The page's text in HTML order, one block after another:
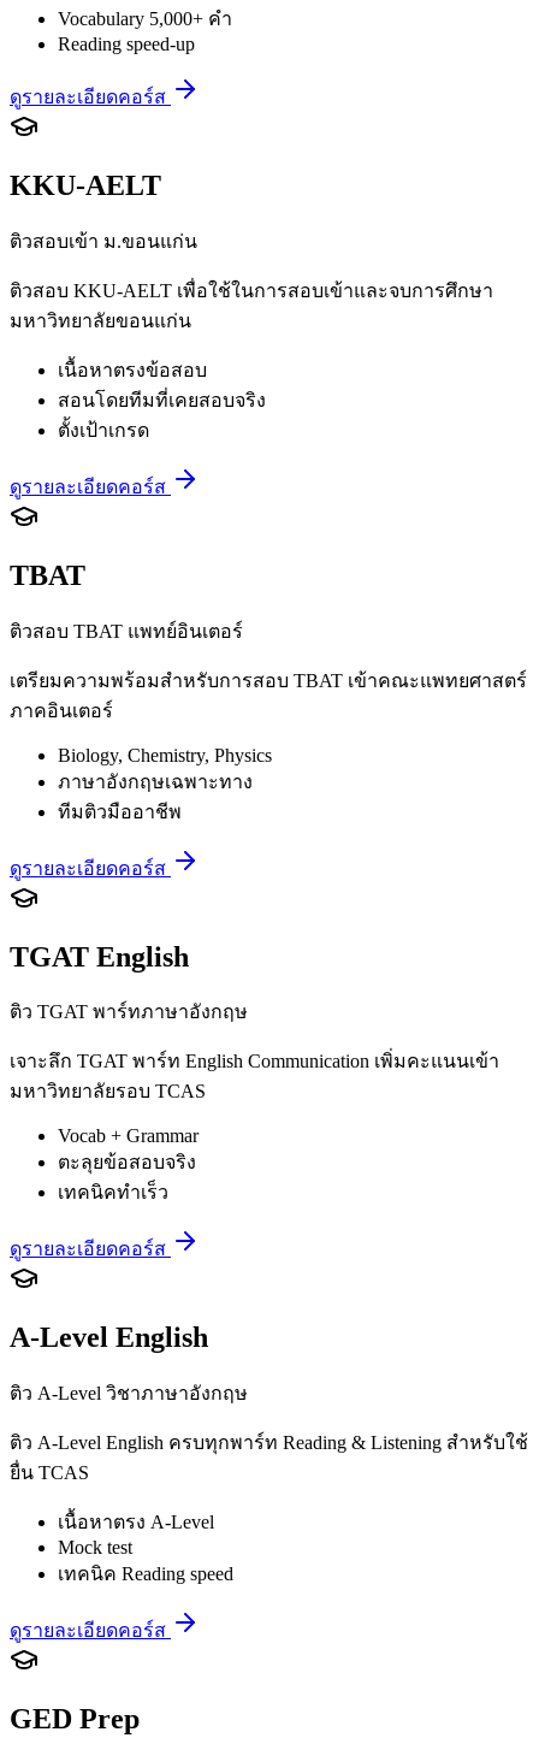
Vocabulary 5,000+ คำ
Reading speed-up
ดูรายละเอียดคอร์ส
KKU-AELT
ติวสอบเข้า ม.ขอนแก่น
ติวสอบ KKU-AELT เพื่อใช้ในการสอบเข้าและจบการศึกษา
มหาวิทยาลัยขอนแก่น
เนื้อหาตรงข้อสอบ
สอนโดยทีมที่เคยสอบจริง
ตั้งเป้าเกรด
ดูรายละเอียดคอร์ส
TBAT
ติวสอบ TBAT แพทย์อินเตอร์
เตรียมความพร้อมสำหรับการสอบ TBAT เข้าคณะแพทยศาสตร์
ภาคอินเตอร์
Biology, Chemistry, Physics
ภาษาอังกฤษเฉพาะทาง
ทีมติวมืออาชีพ
ดูรายละเอียดคอร์ส
TGAT English
ติว TGAT พาร์ทภาษาอังกฤษ
เจาะลึก TGAT พาร์ท English Communication เพิ่มคะแนนเข้า
มหาวิทยาลัยรอบ TCAS
Vocab + Grammar
ตะลุยข้อสอบจริง
เทคนิคทำเร็ว
ดูรายละเอียดคอร์ส
A-Level English
ติว A-Level วิชาภาษาอังกฤษ
ติว A-Level English ครบทุกพาร์ท Reading & Listening สำหรับใช้
ยื่น TCAS
เนื้อหาตรง A-Level
Mock test
เทคนิค Reading speed
ดูรายละเอียดคอร์ส
GED Prep